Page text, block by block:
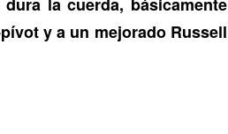
y a un mejorado Russell